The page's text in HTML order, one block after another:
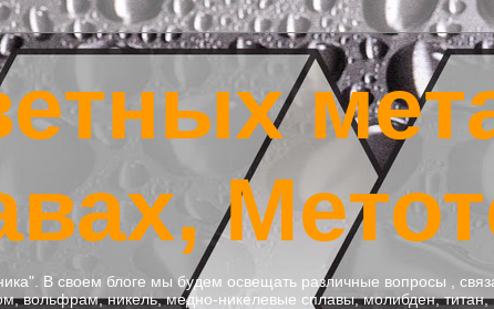
В своем блоге мы будем освещать различные вопросы ,
вольфрам, никель, медно-никелевые сплавы, молибден, титан,